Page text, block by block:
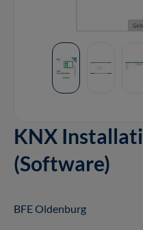
KNX
(Software)
BFE Oldenburg